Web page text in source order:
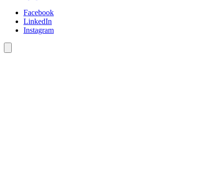
Facebook
LinkedIn
Instagram